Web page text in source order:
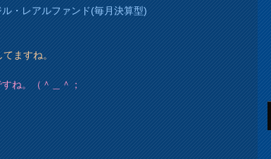
・レアルファンド(毎月決算型)
てますね。
ね。（＾＿＾；